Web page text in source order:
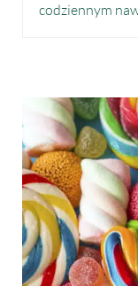
codziennym